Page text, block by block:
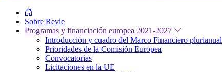
Sobre Revie
Programas y financiación europea 2021-2027
Introducción y cuadro del Marco Financiero plurianual
Prioridades de la Comisión Europea
Convocatorias
Licitaciones en la UE